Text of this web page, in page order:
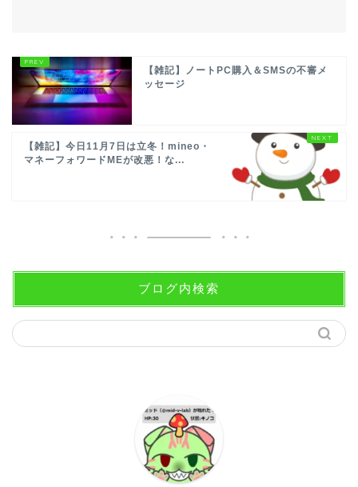
【雑記】ノートPC購入＆SMSの不審メ
ッセージ
【雑記】今日11月7日は立冬！mineo・
マネーフォワードMEが改悪！な...
ブログ内検索